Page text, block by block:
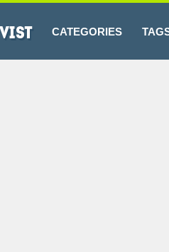
CATEGORIES